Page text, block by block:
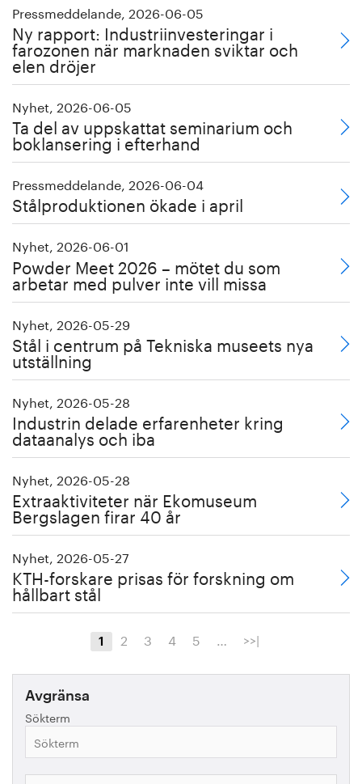
Pressmeddelande, 2026-06-05
Ny rapport: Industriinvesteringar i
farozonen när marknaden sviktar och
elen dröjer
Nyhet, 2026-06-05
Ta del av uppskattat seminarium och
boklansering i efterhand
Pressmeddelande, 2026-06-04
Stålproduktionen ökade i april
Nyhet, 2026-06-01
Powder Meet 2026 – mötet du som
arbetar med pulver inte vill missa
Nyhet, 2026-05-29
Stål i centrum på Tekniska museets nya
utställning
Nyhet, 2026-05-28
Industrin delade erfarenheter kring
dataanalys och iba
Nyhet, 2026-05-28
Extraaktiviteter när Ekomuseum
Bergslagen firar 40 år
Nyhet, 2026-05-27
KTH-forskare prisas för forskning om
hållbart stål
1 2 3 4 5 … >>|
Avgränsa
Sökterm